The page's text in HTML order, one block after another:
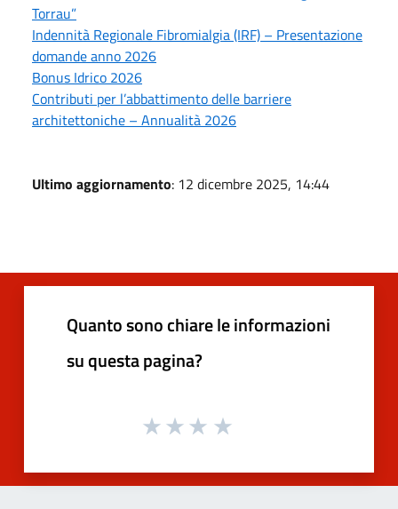
Torrau”
Indennità Regionale Fibromialgia (IRF) – Presentazione
domande anno 2026
Bonus Idrico 2026
Contributi per l’abbattimento delle barriere
architettoniche – Annualità 2026
Ultimo aggiornamento: 12 dicembre 2025, 14:44
Quanto sono chiare le informazioni
su questa pagina?